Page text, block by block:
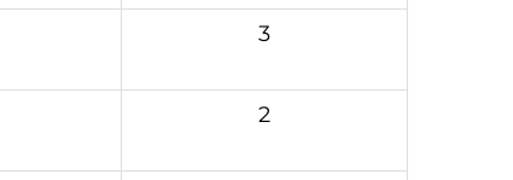
3
2